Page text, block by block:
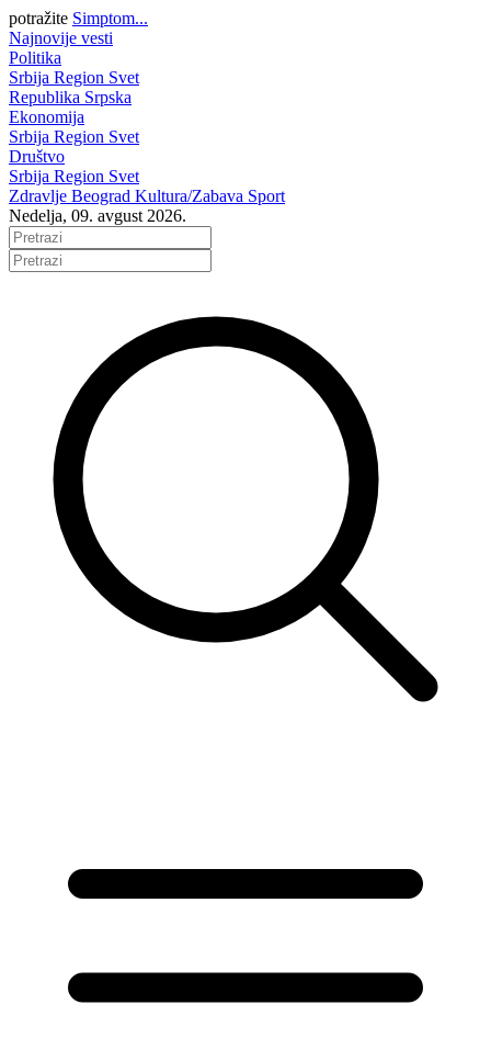
potražite Simptom...
Najnovije vesti
Politika
Srbija Region Svet
Republika Srpska
Ekonomija
Srbija Region Svet
Društvo
Srbija Region Svet
Zdravlje Beograd Kultura/Zabava Sport
Nedelja, 09. avgust 2026.